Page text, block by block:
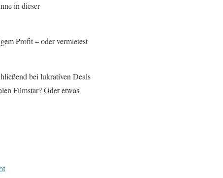
in dieser
Profit – oder vermietest
bei lukrativen Deals
Filmstar? Oder etwas